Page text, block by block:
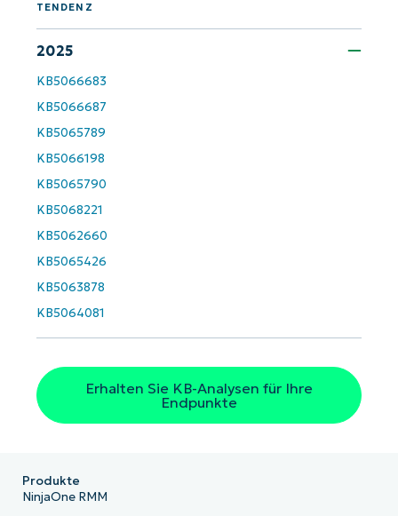
TENDENZ
2025
KB5066683
KB5066687
KB5065789
KB5066198
KB5065790
KB5068221
KB5062660
KB5065426
KB5063878
KB5064081
Erhalten Sie KB-Analysen für Ihre
Endpunkte
Produkte
NinjaOne RMM